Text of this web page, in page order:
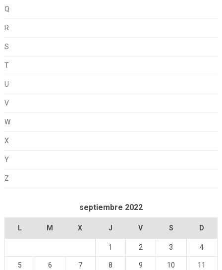
Q
R
S
T
U
V
W
X
Y
Z
septiembre 2022
L M X J V S D
1 2 3 4
5 6 7 8 9 10 11